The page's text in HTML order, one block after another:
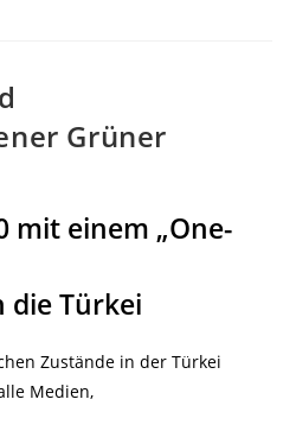
Grüner
mit einem „One-
die Türkei
Zustände in der Türkei
Medien,